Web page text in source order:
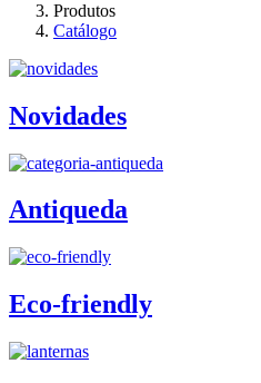
Produtos
Catálogo
Novidades
Antiqueda
Eco-friendly